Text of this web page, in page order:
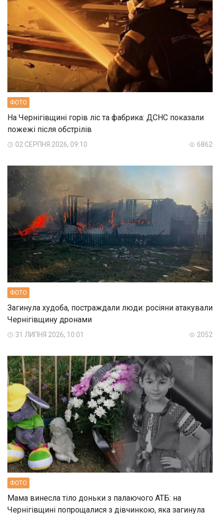
ФОТО
На Чернігівщині горів ліс та фабрика: ДСНС показали
пожежі після обстрілів
02 СЕРПНЯ 2026, 09:10 6862
ФОТО
Загинула худоба, постраждали люди: росіяни атакували
Чернігівщину дронами
31 ЛИПНЯ 2026, 10:01 2052
ФОТО
Мама винесла тіло доньки з палаючого АТБ: на
Чернігівщині попрощалися з дівчинкою, яка загинула